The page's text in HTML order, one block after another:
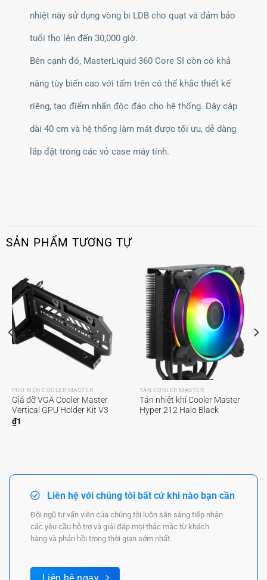
nhiệt này sử dụng vòng bi LDB cho quạt và đảm bảo
tuổi thọ lên đến 30,000 giờ.
Bên cạnh đó, MasterLiquid 360 Core SI còn có khả
năng tùy biến cao với tấm trên có thể khắc thiết kế
riêng, tạo điểm nhấn độc đáo cho hệ thống. Dây cáp
dài 40 cm và hệ thống làm mát được tối ưu, dễ dàng
lắp đặt trong các vỏ case máy tính.
SẢN PHẨM TƯƠNG TỰ
PHỤ KIỆN COOLER MASTER
Giá đỡ VGA Cooler Master
Vertical GPU Holder Kit V3
₫1
TẢN COOLER MASTER
Tản nhiệt khí Cooler Master
Hyper 212 Halo Black
Liên hệ với chúng tôi bất cứ khi nào bạn cần
Đội ngũ tư vấn viên của chúng tôi luôn sẵn sàng tiếp nhận
các yêu cầu hỗ trợ và giải đáp mọi thắc mắc từ khách
hàng và phản hồi trong thời gian sớm nhất.